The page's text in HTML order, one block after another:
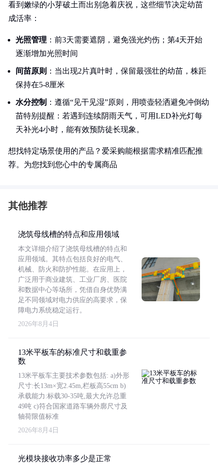
看到嫩绿的小芽破土而出别急着庆祝，这些细节决定幼苗
成活率：
光照管理 ：前3天需要遮阴，避免强光灼伤；第4天开始
逐渐增加光照时间
间苗原则 ：当出现2片真叶时，保留最强壮的幼苗，株距
保持在5-8厘米
水分控制 ：遵循“见干见湿”原则，用喷壶轻洒避免冲倒幼
苗特别提醒：若遇到连续阴雨天气，可用LED补光灯每
天补光4小时，能有效预防徒长现象。
想找特定场景使用的产品？爱采购能根据需求精准匹配推
荐。为您找到您心中的专属商品
其他推荐
浇筑母线槽的特点和应用领域
本文详细介绍了浇筑母线槽的特点和
应用领域。其特点包括良好的电气、
机械、防火和防护性能。在应用上，
广泛用于商业建筑、工业厂房、医院
和数据中心等场所，凭借自身优势满
足不同领域对电力供应的高要求，保
障电力系统稳定运行。
2026年8月4日
13米平板车的标准尺寸和载重参
数
13米平板车主要技术参数包括: a)外形
尺寸:长13m×宽2.45m,栏板高55cm b)
承载能力:标载30-35吨,最大允许总重
49吨 c)符合国家道路车辆外廓尺寸及
轴荷限值标准
2026年8月4日
光模块接收功率多少是正常